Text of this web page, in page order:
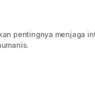
pentingnya menjaga